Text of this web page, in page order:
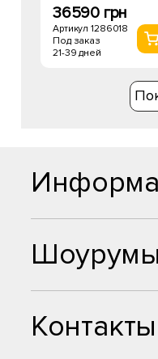
36590 грн
Артикул 1286018
Под заказ
21-39 дней
Шоурумы
Контакты